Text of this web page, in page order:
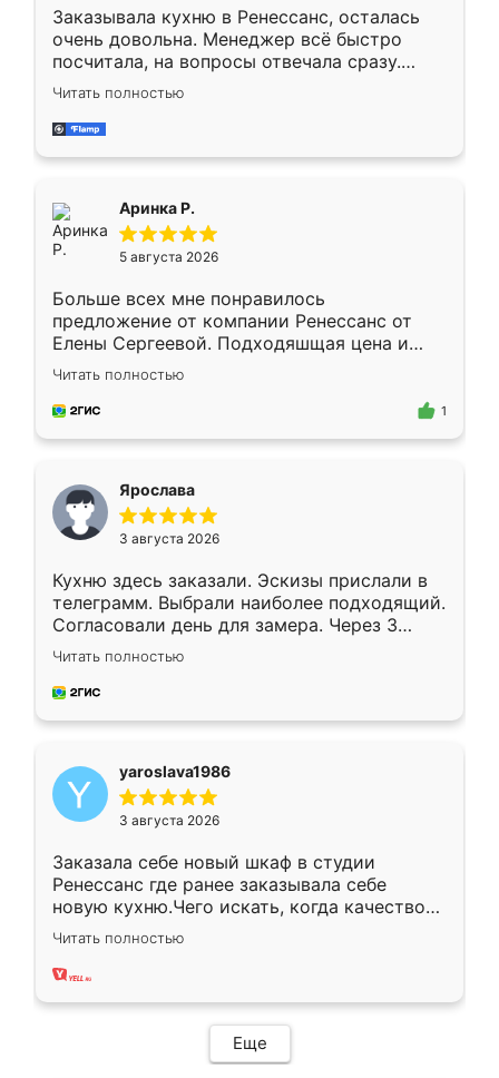
Заказывала кухню в Ренессанс, осталась
очень довольна. Менеджер всё быстро
посчитала, на вопросы отвечала сразу.
Замерщик приехал в субботу, подошёл к
делу со всей ответственностью. Собрали
за день, ребята работали аккуратно, даже
Читать полностью
Аринка Р.
5 августа 2026
Больше всех мне понравилось
предложение от компании Ренессанс от
Елены Сергеевой. Подходяшщая цена и
короткие сроки изготовления. Приехавший
для замера сотрудник Владислав
предложил по моему эскизу самый
Читать полностью
1
Ярослава
3 августа 2026
Кухню здесь заказали. Эскизы прислали в
телеграмм. Выбрали наиболее подходящий.
Согласовали день для замера. Через 3
недели кухня была уже готова. Остались
довольны работой. Спасибо Ренессанс
мебель за качественную работу!
Читать полностью
yaroslava1986
3 августа 2026
Заказала себе новый шкаф в студии
Ренессанс где ранее заказывала себе
новую кухню.Чего искать, когда качеством
вполне довольна. Служит кухня уже почти
два года, нареканий нет.
Читать полностью
Еще